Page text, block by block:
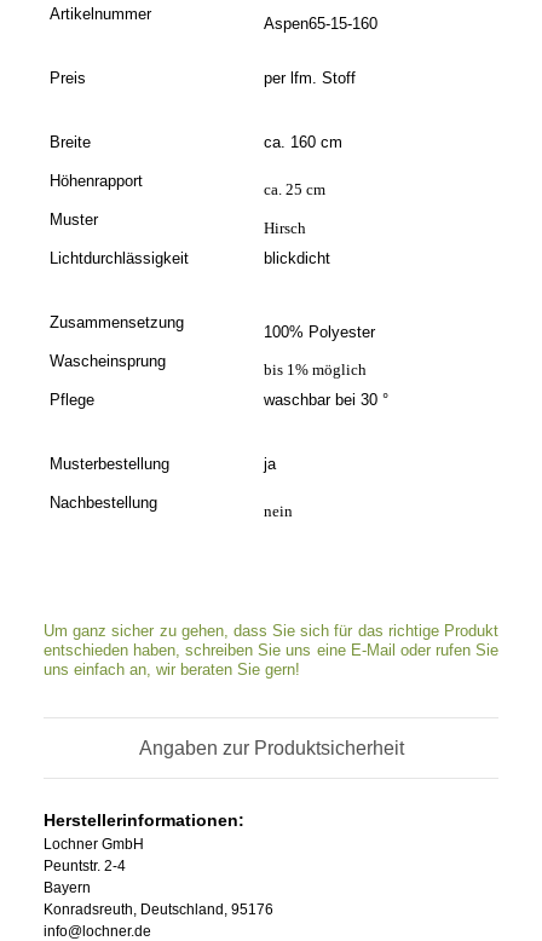
Artikelnummer
Aspen65-15-160
Preis per lfm. Stoff
Breite ca. 160 cm
Höhenrapport
ca. 25 cm
Muster
Hirsch
Lichtdurchlässigkeit
blickdicht
Zusammensetzung
100% Polyester
Wascheinsprung
bis 1% möglich
Pflege
waschbar bei 30 °
Musterbestellung ja
Nachbestellung nein
Um ganz sicher zu gehen, dass Sie sich für das richtige Produkt
entschieden haben, schreiben Sie uns eine E-Mail oder rufen Sie
uns einfach an, wir beraten Sie gern!
Angaben zur Produktsicherheit
Herstellerinformationen:
Lochner GmbH
Peuntstr. 2-4
Bayern
Konradsreuth, Deutschland, 95176
info@lochner.de